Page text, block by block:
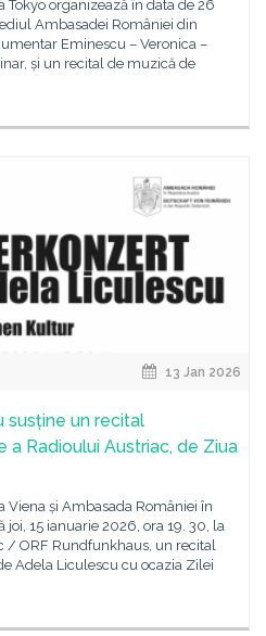
organizează în data de 26
Ambasadei României din
Eminescu – Veronica –
și un recital de muzică de
13 Jan 2026
susține un recital
a Radioului Austriac, de Ziua
și Ambasada României în
15 ianuarie 2026, ora 19. 30, la
/ ORF Rundfunkhaus, un recital
Adela Liculescu cu ocazia Zilei